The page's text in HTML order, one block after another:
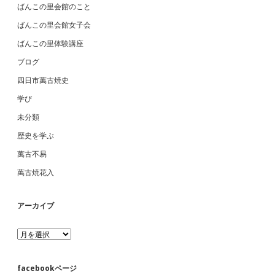
ばんこの里会館のこと
ばんこの里会館女子会
ばんこの里体験講座
ブログ
四日市萬古焼史
学び
未分類
歴史を学ぶ
萬古不易
萬古焼花入
アーカイブ
ア
ー
イ
facebookページ